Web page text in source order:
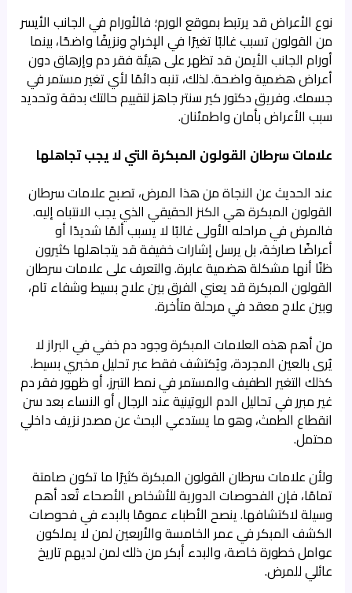
نوع الأعراض قد يرتبط بموقع الورم؛ فالأورام في الجانب الأيسر
من القولون تسبب غالبًا تغيرًا في الإخراج ونزيفًا واضحًا، بينما
أورام الجانب الأيمن قد تظهر على هيئة فقر دم وإرهاق دون
أعراض هضمية واضحة. لذلك، تنبه دائمًا لأي تغير مستمر في
جسمك. وفريق دكتور كير سنتر جاهز لتقييم حالتك بدقة وتحديد
سبب الأعراض بأمان واطمئنان.
علامات سرطان القولون المبكرة التي لا يجب تجاهلها
عند الحديث عن النجاة من هذا المرض، تصبح علامات سرطان
القولون المبكرة هي الكنز الحقيقي الذي يجب الانتباه إليه.
فالمرض في مراحله الأولى غالبًا لا يسبب ألمًا شديدًا أو
أعراضًا صارخة، بل يرسل إشارات خفيفة قد يتجاهلها كثيرون
ظنًا أنها مشكلة هضمية عابرة. والتعرف على علامات سرطان
القولون المبكرة قد يعني الفرق بين علاج بسيط وشفاء تام،
وبين علاج معقد في مرحلة متأخرة.
من أهم هذه العلامات المبكرة وجود دم خفي في البراز لا
يُرى بالعين المجردة، ويُكتشف فقط عبر تحليل مخبري بسيط.
كذلك التغير الطفيف والمستمر في نمط التبرز، أو ظهور فقر دم
غير مبرر في تحاليل الدم الروتينية عند الرجال أو النساء بعد سن
انقطاع الطمث، وهو ما يستدعي البحث عن مصدر نزيف داخلي
محتمل.
ولأن علامات سرطان القولون المبكرة كثيرًا ما تكون صامتة
تمامًا، فإن الفحوصات الدورية للأشخاص الأصحاء تُعد أهم
وسيلة لاكتشافها. ينصح الأطباء عمومًا بالبدء في فحوصات
الكشف المبكر في عمر الخامسة والأربعين لمن لا يملكون
عوامل خطورة خاصة، والبدء أبكر من ذلك لمن لديهم تاريخ
عائلي للمرض.